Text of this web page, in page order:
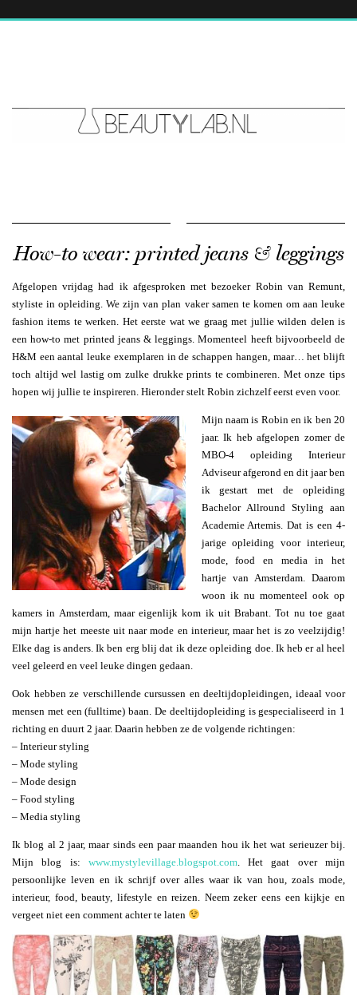
How-to wear: printed jeans & leggings
Afgelopen vrijdag had ik afgesproken met bezoeker Robin van Remunt,
styliste in opleiding. We zijn van plan vaker samen te komen om aan leuke
fashion items te werken. Het eerste wat we graag met jullie wilden delen is
een how-to met printed jeans & leggings. Momenteel heeft bijvoorbeeld de
H&M een aantal leuke exemplaren in de schappen hangen, maar… het blijft
toch altijd wel lastig om zulke drukke prints te combineren. Met onze tips
hopen wij jullie te inspireren. Hieronder stelt Robin zichzelf eerst even voor.
Mijn naam is Robin en ik ben 20
jaar. Ik heb afgelopen zomer de
MBO-4 opleiding Interieur
Adviseur afgerond en dit jaar ben
ik gestart met de opleiding
Bachelor Allround Styling aan
Academie Artemis. Dat is een 4-
jarige opleiding voor interieur,
mode, food en media in het
hartje van Amsterdam. Daarom
woon ik nu momenteel ook op
kamers in Amsterdam, maar eigenlijk kom ik uit Brabant. Tot nu toe gaat
mijn hartje het meeste uit naar mode en interieur, maar het is zo veelzijdig!
Elke dag is anders. Ik ben erg blij dat ik deze opleiding doe. Ik heb er al heel
veel geleerd en veel leuke dingen gedaan.
Ook hebben ze verschillende cursussen en deeltijdopleidingen, ideaal voor
mensen met een (fulltime) baan. De deeltijdopleiding is gespecialiseerd in 1
richting en duurt 2 jaar. Daarin hebben ze de volgende richtingen:
– Interieur styling
– Mode styling
– Mode design
– Food styling
– Media styling
Ik blog al 2 jaar, maar sinds een paar maanden hou ik het wat serieuzer bij.
Mijn blog is: www.mystylevillage.blogspot.com. Het gaat over mijn
persoonlijke leven en ik schrijf over alles waar ik van hou, zoals mode,
interieur, food, beauty, lifestyle en reizen. Neem zeker eens een kijkje en
vergeet niet een comment achter te laten